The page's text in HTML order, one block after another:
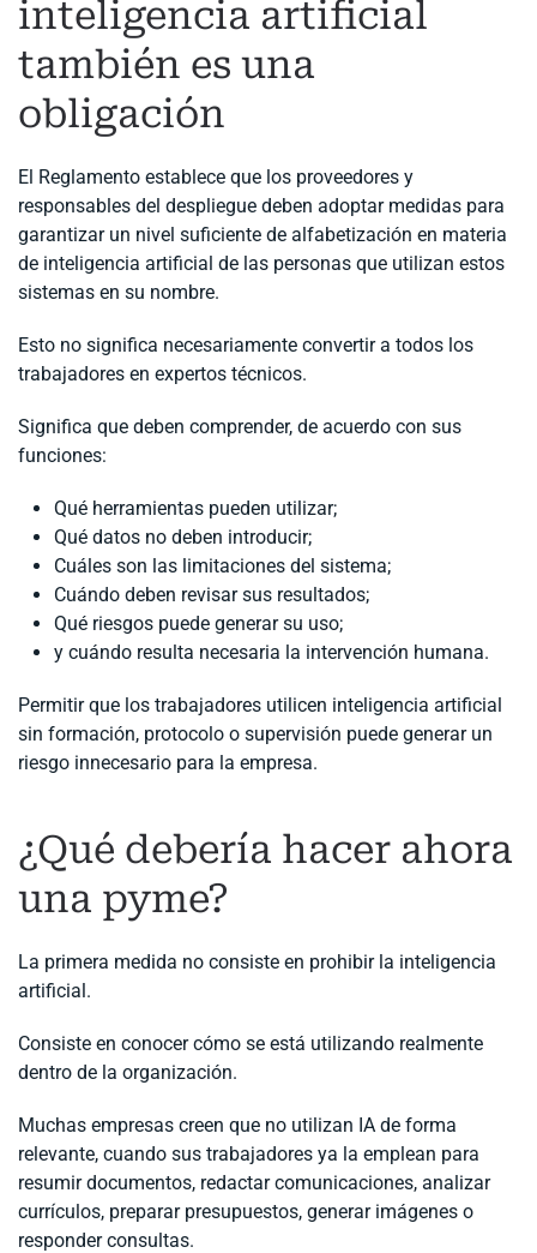
inteligencia artificial
también es una
obligación
El Reglamento establece que los proveedores y
responsables del despliegue deben adoptar medidas para
garantizar un nivel suficiente de alfabetización en materia
de inteligencia artificial de las personas que utilizan estos
sistemas en su nombre.
Esto no significa necesariamente convertir a todos los
trabajadores en expertos técnicos.
Significa que deben comprender, de acuerdo con sus
funciones:
Qué herramientas pueden utilizar;
Qué datos no deben introducir;
Cuáles son las limitaciones del sistema;
Cuándo deben revisar sus resultados;
Qué riesgos puede generar su uso;
y cuándo resulta necesaria la intervención humana.
Permitir que los trabajadores utilicen inteligencia artificial
sin formación, protocolo o supervisión puede generar un
riesgo innecesario para la empresa.
¿Qué debería hacer ahora
una pyme?
La primera medida no consiste en prohibir la inteligencia
artificial.
Consiste en conocer cómo se está utilizando realmente
dentro de la organización.
Muchas empresas creen que no utilizan IA de forma
relevante, cuando sus trabajadores ya la emplean para
resumir documentos, redactar comunicaciones, analizar
currículos, preparar presupuestos, generar imágenes o
responder consultas.